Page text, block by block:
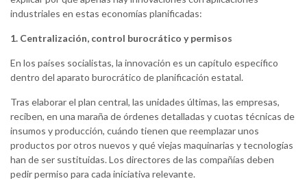
industriales en estas economías planificadas:
1. Centralización, control burocrático y permisos
En los países socialistas, la innovación es un capítulo específico
dentro del aparato burocrático de planificación estatal.
Tras elaborar el plan central, las unidades últimas, las empresas,
reciben, en una maraña de órdenes detalladas y cuotas técnicas de
insumos y producción, cuándo tienen que reemplazar unos
productos por otros nuevos y qué viejas maquinarias y tecnologías
han de ser sustituidas. Los directores de las compañías deben
pedir permiso para cada iniciativa relevante.